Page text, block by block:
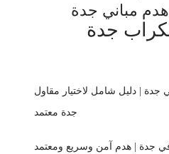
هدم مباني جدة
جدة
| دليل شامل لاختيار مقاول
جدة معتمد
جدة | هدم آمن وسريع ومعتمد